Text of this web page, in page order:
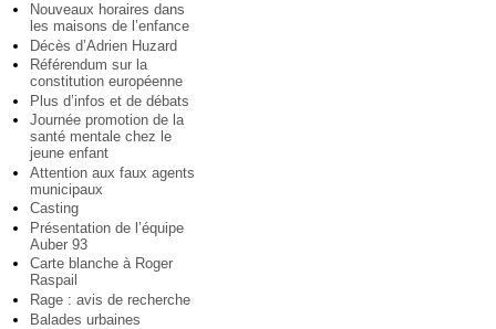
Nouveaux horaires dans
les maisons de l’enfance
Décès d’Adrien Huzard
Référendum sur la
constitution européenne
Plus d’infos et de débats
Journée promotion de la
santé mentale chez le
jeune enfant
Attention aux faux agents
municipaux
Casting
Présentation de l’équipe
Auber 93
Carte blanche à Roger
Raspail
Rage : avis de recherche
Balades urbaines